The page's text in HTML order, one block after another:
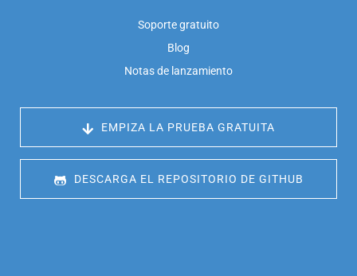
Soporte gratuito
Blog
Notas de lanzamiento
EMPIZA LA PRUEBA GRATUITA
DESCARGA EL REPOSITORIO DE GITHUB